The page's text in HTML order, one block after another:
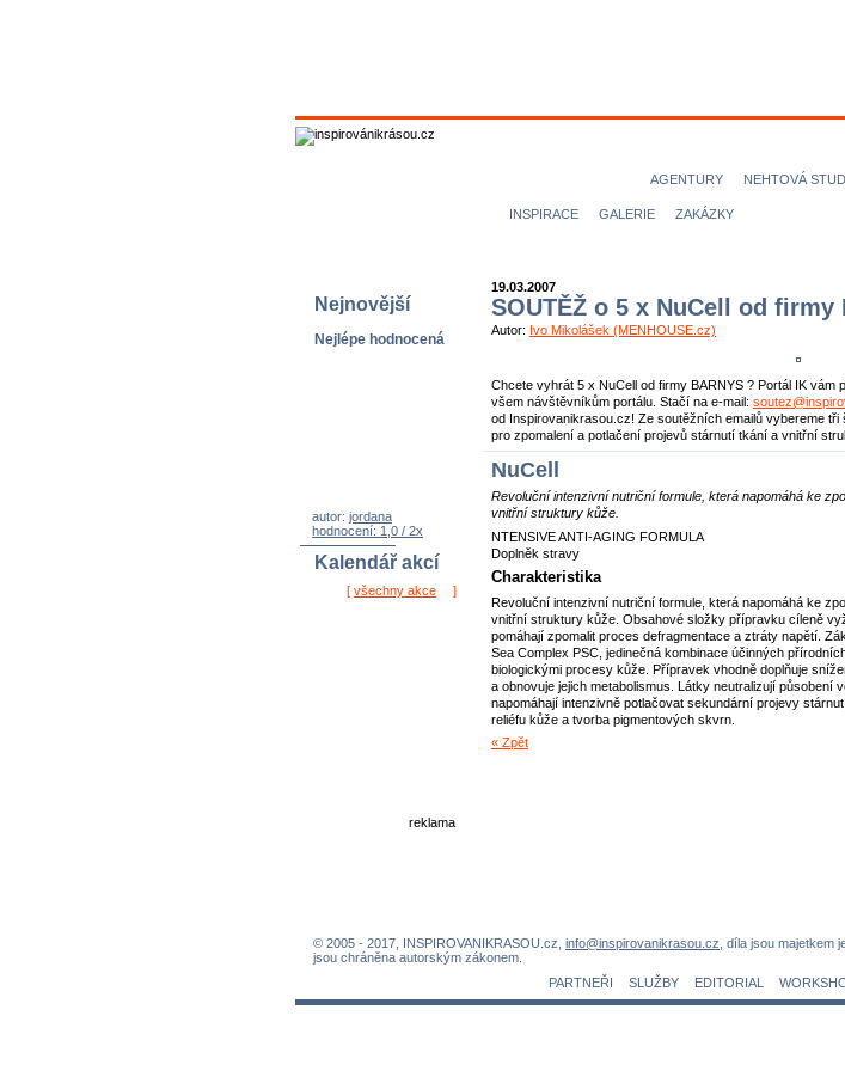
AGENTURY NEHTOVÁ
INSPIRACE GALERIE ZAKÁZKY
Nejnovější
Nejlépe hodnocená
autor: jordana
hodnocení: 1,0 / 2x
Kalendář akcí
[ všechny akce ]
19.03.2007
SOUTĚŽ o 5 x NuCell od firmy
Autor: Ivo Mikolášek (MENHOUSE.cz)
Chcete vyhrát 5 x NuCell od firmy BARNYS ? Portál IK vám
všem návštěvníkům portálu. Stačí na e-mail:
od Inspirovanikrasou.cz! Ze soutěžních emailů vybereme
pro zpomalení a potlačení projevů stárnutí tkání a vnitřní
NuCell
Revoluční intenzivní nutriční formule, která napomáhá ke
vnitřní struktury kůže.
NTENSIVE ANTI-AGING FORMULA
Doplněk stravy
Charakteristika
Revoluční intenzivní nutriční formule, která napomáhá ke
vnitřní struktury kůže. Obsahové složky přípravku cíleně
pomáhají zpomalit proces defragmentace a ztráty napětí.
Sea Complex PSC, jedinečná kombinace účinných
biologickými procesy kůže. Přípravek vhodně doplňuje
a obnovuje jejich metabolismus. Látky neutralizují působení
napomáhají intenzivně potlačovat sekundární projevy
reliéfu kůže a tvorba pigmentových skvrn.
« Zpět
reklama
© 2005 - 2017, INSPIROVANIKRASOU.cz, info@inspirovanikrasou.cz , díla jsou majetkem
jsou chráněna autorským zákonem.
PARTNEŘI
SLUŽBY EDITORIAL